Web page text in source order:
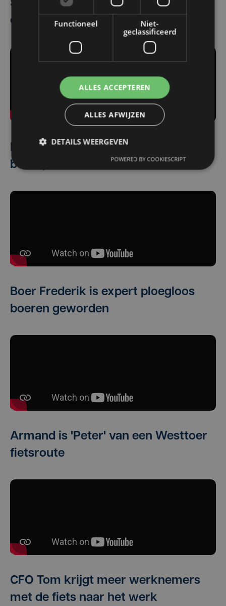
Student Mauro verruimde zijn blik
op verpleegkunde in Oeganda
Dieter maakte van zijn hobby zijn
beroep
Boer Frederik is expert ploegloos
boeren geworden
Armand is 'Peter' van een Westtoer
fietsroute
CFO Tom krijgt meer werknemers
met de fiets naar het werk
Functioneel
Niet-
geclassificeerd
ALLES ACCEPTEREN
ALLES AFWIJZEN
DETAILS WEERGEVEN
POWERED BY COOKIESCRIPT